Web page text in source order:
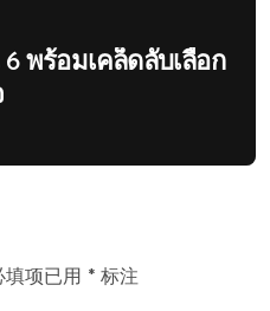
พร้อมเคล็ดลับเลือก
填项已用 * 标注